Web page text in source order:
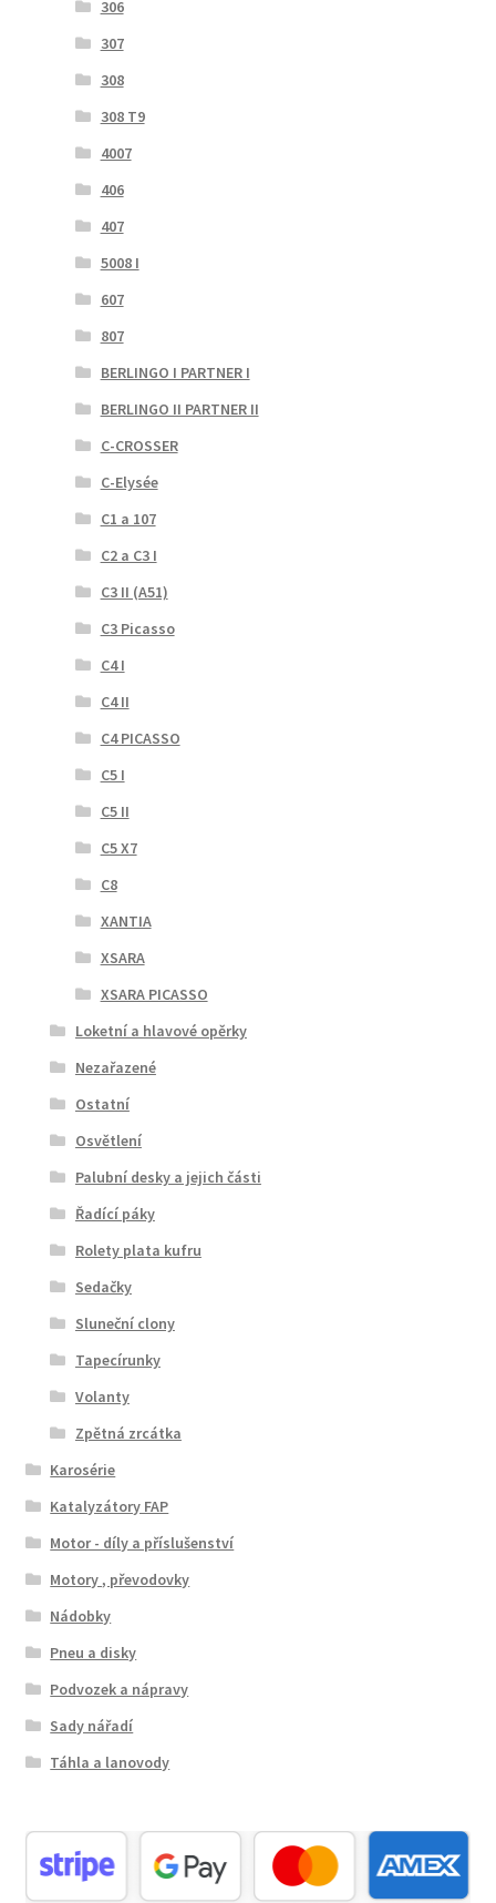
306
307
308
308 T9
4007
406
407
5008 I
607
807
BERLINGO I PARTNER I
BERLINGO II PARTNER II
C-CROSSER
C-Elysée
C1 a 107
C2 a C3 I
C3 II (A51)
C3 Picasso
C4 I
C4 II
C4 PICASSO
C5 I
C5 II
C5 X7
C8
XANTIA
XSARA
XSARA PICASSO
Loketní a hlavové opěrky
Nezařazené
Ostatní
Osvětlení
Palubní desky a jejich části
Řadící páky
Rolety plata kufru
Sedačky
Sluneční clony
Tapecírunky
Volanty
Zpětná zrcátka
Karosérie
Katalyzátory FAP
Motor - díly a příslušenství
Motory , převodovky
Nádobky
Pneu a disky
Podvozek a nápravy
Sady nářadí
Táhla a lanovody